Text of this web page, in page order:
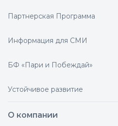
Партнерская Программа
Информация для СМИ
БФ «Пари и Побеждай»
Устойчивое развитие
О компании